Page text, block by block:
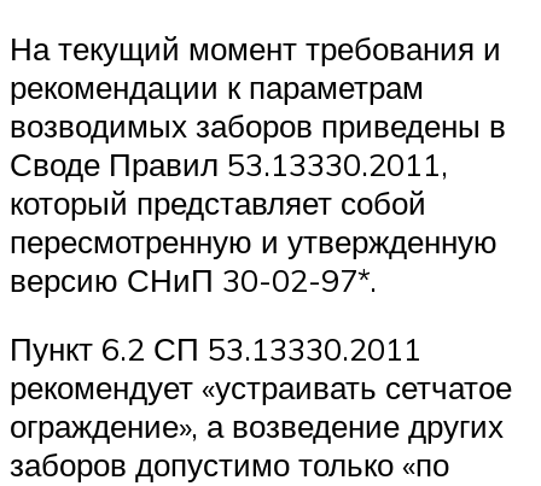
На текущий момент требования и
рекомендации к параметрам
возводимых заборов приведены в
Своде Правил 53.13330.2011,
который представляет собой
пересмотренную и утвержденную
версию СНиП 30-02-97*.
Пункт 6.2 СП 53.13330.2011
рекомендует «устраивать сетчатое
ограждение», а возведение других
заборов допустимо только «по